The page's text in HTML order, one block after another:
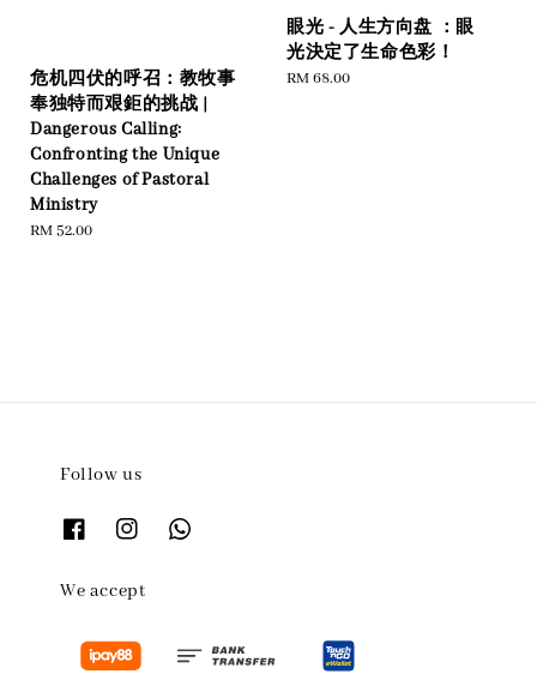
危机四伏的呼召：教牧事
奉独特而艰鉅的挑战 |
Dangerous Calling:
Confronting the Unique
Challenges of Pastoral
Ministry
Regular
RM 52.00
眼光 - 人生方向盘 ：眼
光決定了生命色彩！
Regular
RM 68.00
Follow us
We accept